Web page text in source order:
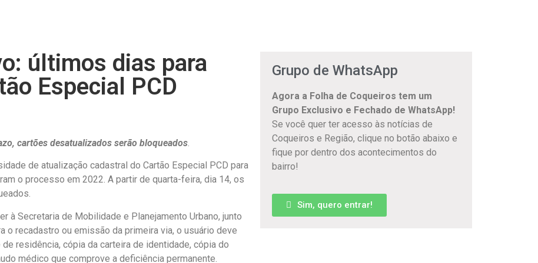
últimos dias para
Especial PCD
cartões desatualizados serão bloqueados.
de atualização cadastral do Cartão Especial PCD para
o processo em 2022. A partir de quarta-feira, dia 14, os
à Secretaria de Mobilidade e Planejamento Urbano, junto
o recadastro ou emissão da primeira via, o usuário deve
residência, cópia da carteira de identidade, cópia do
médico que comprove a deficiência permanente.
Grupo de WhatsApp
Agora a Folha de Coqueiros tem um
Grupo Exclusivo e Fechado de WhatsApp!
Se você quer ter acesso às notícias de
Coqueiros e Região, clique no botão abaixo e
fique por dentro dos acontecimentos do
bairro!
Sim, quero entrar!